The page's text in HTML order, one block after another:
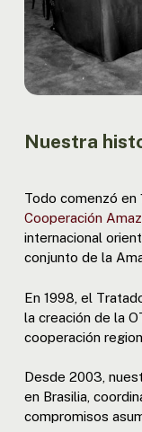
Nuestra
Todo comenzó en
Cooperación
internacional
conjunto de la
En 1998, el
la creación de la
cooperación
Desde 2003,
en Brasilia,
compromisos